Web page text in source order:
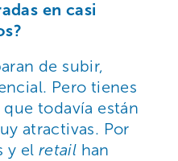
en casi
de subir,
Pero tienes
todavía están
atractivas. Por
y el retail han